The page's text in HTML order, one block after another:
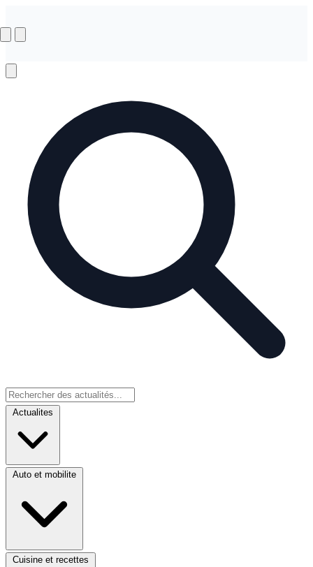
Actualites
Auto et mobilite
Cuisine et recettes